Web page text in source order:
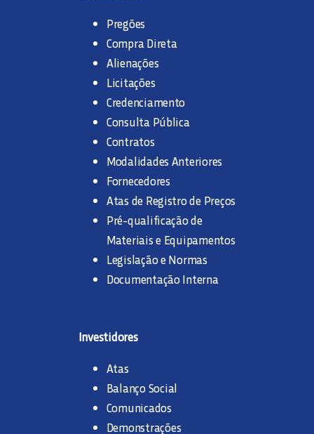
Pregões
Compra Direta
Alienações
Licitações
Credenciamento
Consulta Pública
Contratos
Modalidades Anteriores
Fornecedores
Atas de Registro de Preços
Pré-qualificação de
Materiais e Equipamentos
Legislação e Normas
Documentação Interna
Investidores
Atas
Balanço Social
Comunicados
Demonstrações